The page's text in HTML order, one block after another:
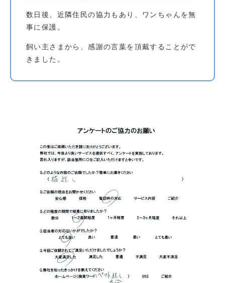
数日後、近隣住民の協力もあり、ワンちゃんを無
事に保護。
飼い主さまから、感謝の言葉を頂戴することがで
きました。